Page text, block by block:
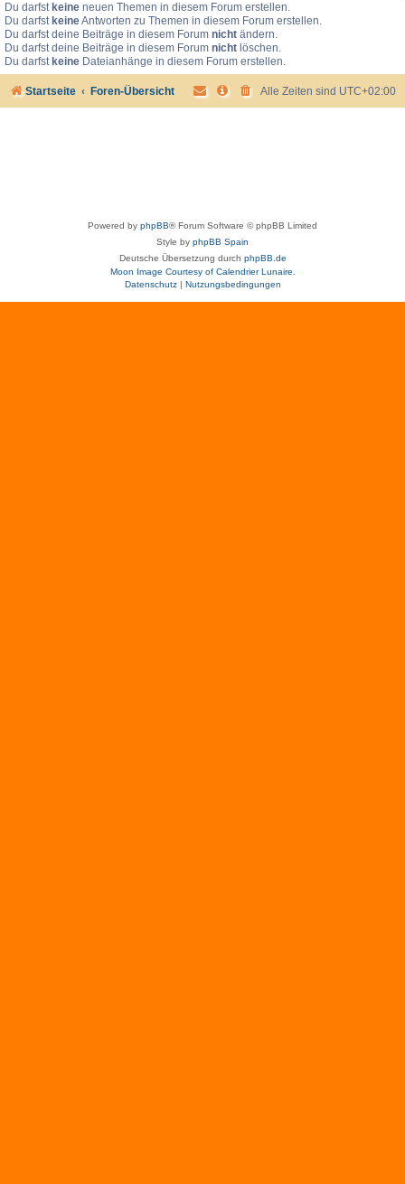
Du darfst keine neuen Themen in diesem Forum erstellen.
Du darfst keineAntworten zu Themen in diesem Forum erstellen.
Du darfst deine Beiträge in diesem Forum nicht ändern.
Du darfst deine Beiträge in diesem Forum nicht löschen.
Du darfst keine Dateianhänge in diesem Forum erstellen.
Startseite Foren-Übersicht Alle Zeiten sind UTC+02:00
Powered by phpBB® Forum Software © phpBB Limited
Style by phpBB Spain
Deutsche Übersetzung durch phpBB.de
Moon Image Courtesy of Calendrier Lunaire.
Datenschutz| Nutzungsbedingungen